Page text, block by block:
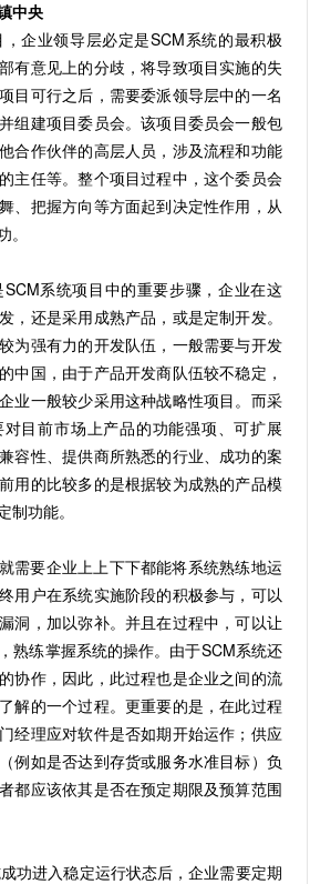
中央
企业领导层必定是SCM系统的最积极
有意见上的分歧，将导致项目实施的失
目可行之后，需要委派领导层中的一名
组建项目委员会。该项目委员会一般包
合作伙伴的高层人员，涉及流程和功能
主任等。整个项目过程中，这个委员会
、把握方向等方面起到决定性作用，从
系统项目中的重要步骤，企业在这
，还是采用成熟产品，或是定制开发。
为强有力的开发队伍，一般需要与开发
中国，由于产品开发商队伍较不稳定，
业一般较少采用这种战略性项目。而采
目前市场上产品的功能强项、可扩展
容性、提供商所熟悉的行业、成功的案
用的比较多的是根据较为成熟的产品模
功能。
需要企业上上下下都能将系统熟练地运
用户在系统实施阶段的积极参与，可以
洞，加以弥补。并且在过程中，可以让
熟练掌握系统的操作。由于SCM系统还
协作，因此，此过程也是企业之间的流
解的一个过程。更重要的是，在此过程
经理应对软件是否如期开始运作；供应
例如是否达到存货或服务水准目标）负
都应该依其是否在预定期限及预算范围
功进入稳定运行状态后，企业需要定期